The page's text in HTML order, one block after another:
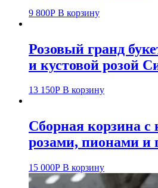
9 800Р В корзину
Розовый гранд
и кустовой розой
13 150Р В корзину
Сборная корзина с
розами, пионами и
15 000Р В корзину